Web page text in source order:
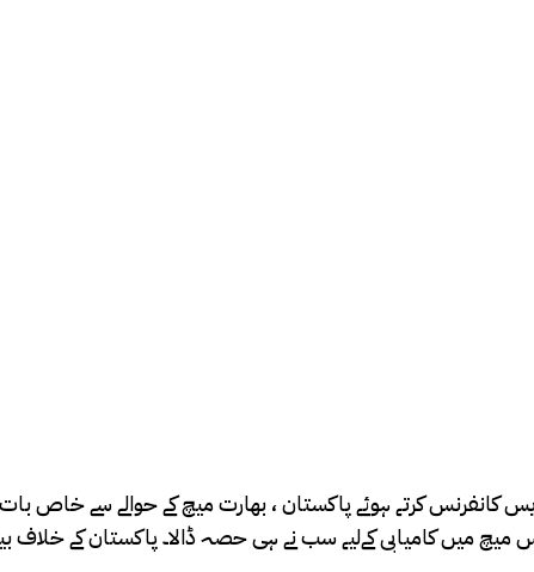
کانفرنس کرتے ہوئے پاکستان ، بھارت میچ کے حوالے سے خاص
میں کامیابی کےلیے سب نے ہی حصہ ڈالا۔ پاکستان کے خلاف